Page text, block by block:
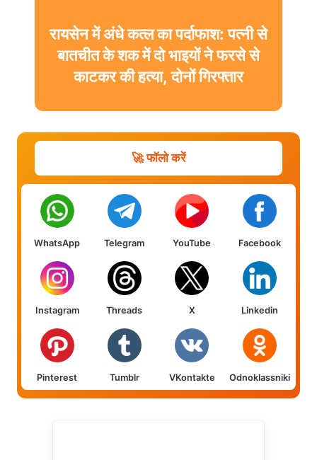
रायसेन में अंधे कत्ल का पर्दाफाश: पत्नी से
बातचीत के शक में दो भाइयों ने फरसे से
काटकर की हत्या, दोनों गिरफ्तार
🚀 फॉलो करें
WhatsApp Telegram YouTube Facebook
Instagram Threads X Linkedin
Pinterest Tumblr VKontakte Odnoklassniki